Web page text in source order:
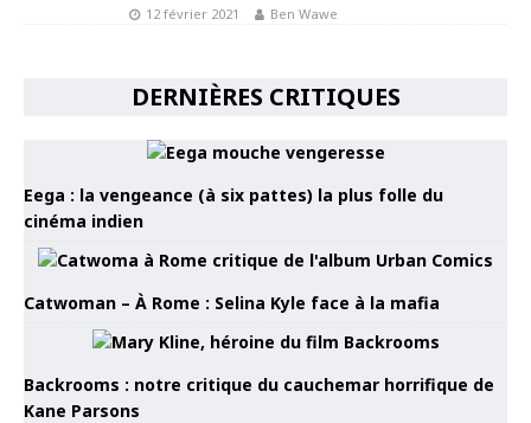
12 février 2021 Ben Wawe
DERNIÈRES CRITIQUES
Eega : la vengeance (à six pattes) la plus folle du
cinéma indien
Catwoman – À Rome : Selina Kyle face à la mafia
Backrooms : notre critique du cauchemar horrifique de
Kane Parsons